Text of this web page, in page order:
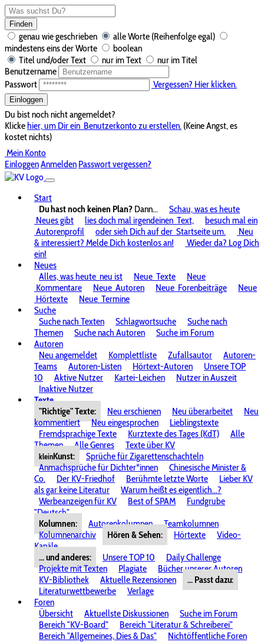
Finden
genau wie geschrieben
alle Worte (Reihenfolge egal)
mindestens eins der Worte
boolean
Titel und/oder Text
nur im Text
nur im Titel
Benutzername
Passwort
Vergessen? Hier klicken.
Einloggen
Du bist noch nicht angemeldet?
Klickehier, um Dir ein Benutzerkonto zu erstellen. (Keine Angst, es
kostet nichts)
Mein Konto
EinloggenAnmelden Passwort vergessen?
Start
Du hast noch keinen Plan? Dann...
Schau, was es heute
Neues gibt
lies doch mal irgendeinen Text,
besuch mal ein
Autorenprofil
oder sieh Dich auf der Startseite um.
Neu
& interessiert? Melde Dich kostenlos an!
Wieder da? Log Dich
ein!
Neues
Alles, was heute neu ist Neue Texte
Neue
Kommentare
Neue Autoren Neue Forenbeiträge
Neue
Hörtexte
Neue Termine
Suche
Suche nach Texten
Schlagwortsuche
Suche nach
Themen
Suche nach Autoren
Suche im Forum
Autoren
Neu angemeldet
Komplettliste Zufallsautor
Autoren-
Teams
Autoren-Listen Hörtext-Autoren
Unsere TOP
10
Aktive Nutzer Kartei-Leichen
Nutzer in Auszeit
Inaktive Nutzer
Texte
"Richtige" Texte:
Neu erschienen Neu überarbeitet
Neu
kommentiert
Neu eingesprochen
Lieblingstexte
Fremdsprachige Texte
Kurztexte des Tages (KdT)
Alle
Themen
Alle Genres Texte über KV
kleinKunst:
Sprüche für Zigarettenschachteln
Anmachsprüche für Dichter*innen
Chinesische Minister &
Co.
Der KV-Friedhof Berühmte letzte Worte
Lieber KV
als gar keine Literatur
Warum heißt es eigentlich...?
Werbeanzeigen für KV
Best of SPAM
Fundgrube
"Deutsch"
Kolumnen:
Autorenkolumnen
Teamkolumnen
Kolumnenarchiv
Hören & Sehen: Hörtexte
Video-
Kanäle
... und anderes:
Unsere TOP 10
Daily Challenge
Projekte mit Texten
Plagiate
Bücher unserer Autoren
KV-Bibliothek
Aktuelle Rezensionen
... Passt dazu:
Literaturwettbewerbe
Verlage
Foren
Übersicht
Aktuellste Diskussionen
Suche im Forum
Bereich "KV-Board"
Bereich "Literatur & Schreiberei"
Bereich "Allgemeines, Dies & Das"
Nichtöffentliche Foren